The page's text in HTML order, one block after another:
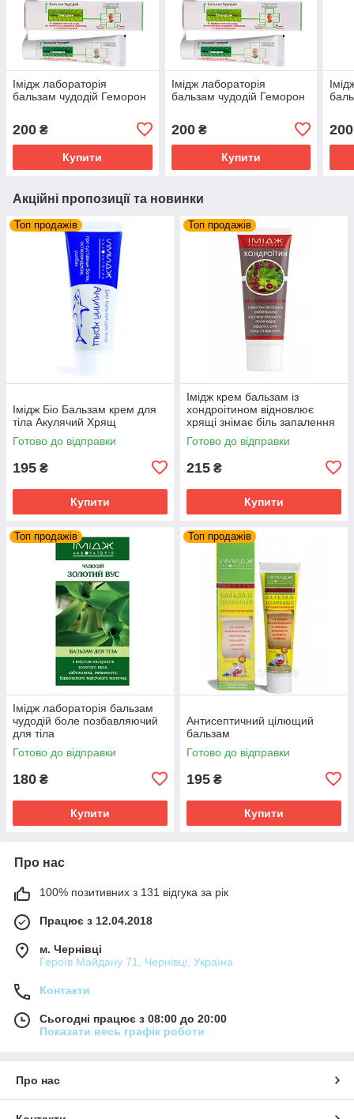
Імідж лабораторія
бальзам чудодій Геморон
200 ₴
Купити
Імідж лабораторія
бальзам чудодій Геморон
200₴
Купити
200
Акційні пропозиції та новинки
Топ продажів
Імідж Біо Бальзам крем для
тіла Акулячий Хрящ
Готово до відправки
195 ₴
Купити
Топ продажів
Імідж крем бальзам із
хондроітином відновлює
хрящі знімає біль запалення
суглобів та м'язів
Готово до відправки
215 ₴
Купити
Топ продажів
Імідж лабораторія бальзам
чудодій боле позбавляючий
для тіла
Готово до відправки
180 ₴
Купити
Топ продажів
Антисептичний цілющий
бальзам
Готово до відправки
195 ₴
Купити
Про нас
100% позитивних з 131 відгука за рік
Працює з 12.04.2018
м. Чернівці
Героїв Майдану 71, Чернівці, Україна
Контакти
Сьогодні працює з 08:00 до 20:00
Показати весь графік роботи
Про нас